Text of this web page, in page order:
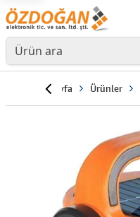
Anasayfa Ürünler